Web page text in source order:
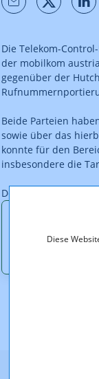
Diese
Die Telekom-
der mobilkom austria
gegenüber der
Beide Parteien
sowie über das
konnte für den
insbesondere die
Der Bescheid steht
Z_24_03.pdf